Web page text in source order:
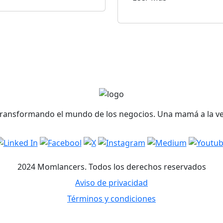
el mundo de los negocios. Una mamá a la
2024 Momlancers. Todos los derechos reservados
Aviso de privacidad
Términos y condiciones